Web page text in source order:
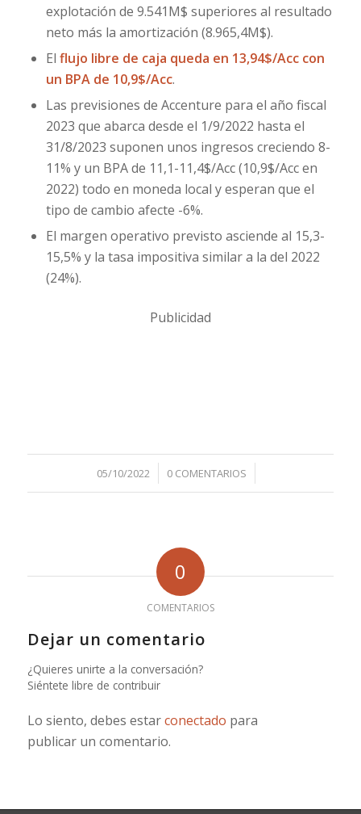
explotación de 9.541M$ superiores al resultado
neto más la amortización (8.965,4M$).
El flujo libre de caja queda en 13,94$/Acc con
un BPA de 10,9$/Acc.
Las previsiones de Accenture para el año fiscal
2023 que abarca desde el 1/9/2022 hasta el
31/8/2023 suponen unos ingresos creciendo 8-
11% y un BPA de 11,1-11,4$/Acc (10,9$/Acc en
2022) todo en moneda local y esperan que el
tipo de cambio afecte -6%.
El margen operativo previsto asciende al 15,3-
15,5% y la tasa impositiva similar a la del 2022
(24%).
Publicidad
05/10/2022
/ 0 COMENTARIOS
/
0
COMENTARIOS
Dejar un comentario
¿Quieres unirte a la conversación?
Siéntete libre de contribuir
Lo siento, debes estarconectado para
publicar un comentario.